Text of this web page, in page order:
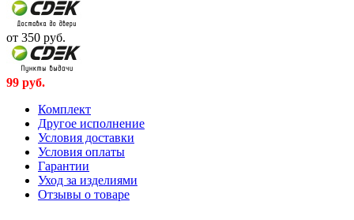
от 350 руб.
99 руб.
Комплект
Другое исполнение
Условия доставки
Условия оплаты
Гарантии
Уход за изделиями
Отзывы о товаре